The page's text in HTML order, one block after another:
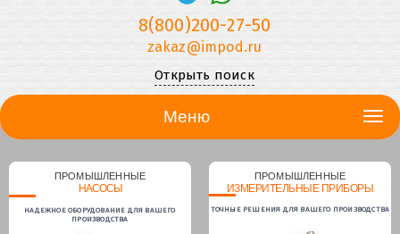
8(800)200-27-50
zakaz@impod.ru
Открыть поиск
Меню
ПРОМЫШЛЕННЫЕ
НАСОСЫ
НАДЕЖНОЕ ОБОРУДОВАНИЕ ДЛЯ ВАШЕГО
ПРОИЗВОДСТВА
ПРОМЫШЛЕННЫЕ
ИЗМЕРИТЕЛЬНЫЕ ПРИБОРЫ
ТОЧНЫЕ РЕШЕНИЯ ДЛЯ ВАШЕГО ПРОИЗВОДСТВА